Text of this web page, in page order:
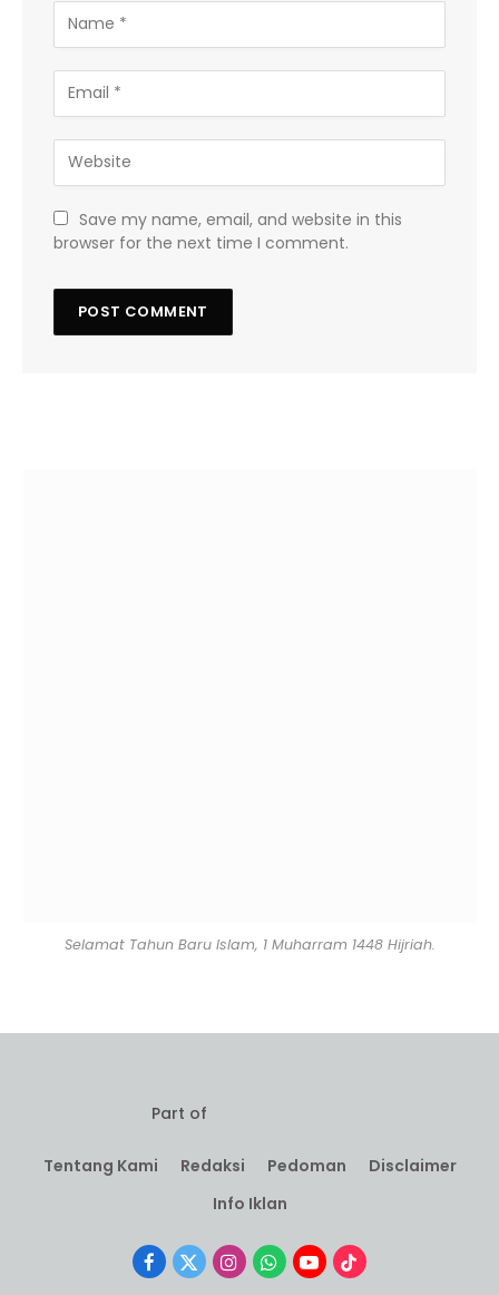
Save my name, email, and website in this
browser for the next time I comment.
Selamat Tahun Baru Islam, 1 Muharram 1448 Hijriah.
Part of
Tentang Kami Redaksi Pedoman
Disclaimer
Info Iklan
Facebook
X
InstagramWhatsApp
YouTubeTikTok